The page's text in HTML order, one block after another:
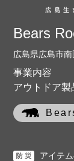
Bears
広島県広島市
事業内容
アウトドア
アイテ